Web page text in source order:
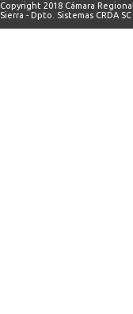
Copyright 2018 Cámara
Sierra - Dpto. Sistemas CRDA SC